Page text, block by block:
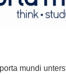
mundi